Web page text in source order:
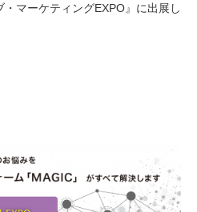
・マーケティングEXPO』に出展し